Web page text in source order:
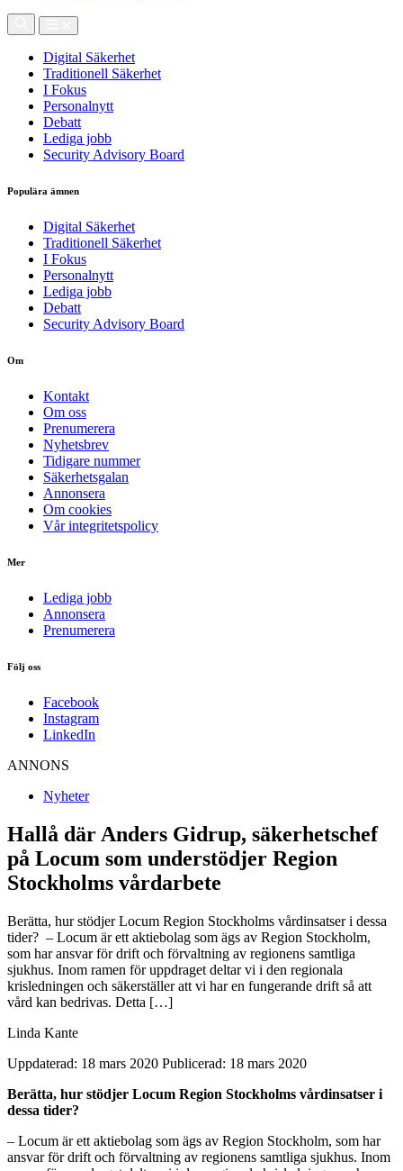
Digital Säkerhet
Traditionell Säkerhet
I Fokus
Personalnytt
Debatt
Lediga jobb
Security Advisory Board
Populära ämnen
Digital Säkerhet
Traditionell Säkerhet
I Fokus
Personalnytt
Lediga jobb
Debatt
Security Advisory Board
Om
Kontakt
Om oss
Prenumerera
Nyhetsbrev
Tidigare nummer
Säkerhetsgalan
Annonsera
Om cookies
Vår integritetspolicy
Mer
Lediga jobb
Annonsera
Prenumerera
Följ oss
Facebook
Instagram
LinkedIn
ANNONS
Nyheter
Hallå där Anders Gidrup, säkerhetschef
på Locum som understödjer Region
Stockholms vårdarbete
Berätta, hur stödjer Locum Region Stockholms vårdinsatser i dessa
tider? – Locum är ett aktiebolag som ägs av Region Stockholm,
som har ansvar för drift och förvaltning av regionens samtliga
sjukhus. Inom ramen för uppdraget deltar vi i den regionala
krisledningen och säkerställer att vi har en fungerande drift så att
vård kan bedrivas. Detta […]
Linda Kante
Uppdaterad: 18 mars 2020 Publicerad: 18 mars 2020
Berätta, hur stödjer Locum Region Stockholms vårdinsatser i
dessa tider?
– Locum är ett aktiebolag som ägs av Region Stockholm, som har
ansvar för drift och förvaltning av regionens samtliga sjukhus. Inom